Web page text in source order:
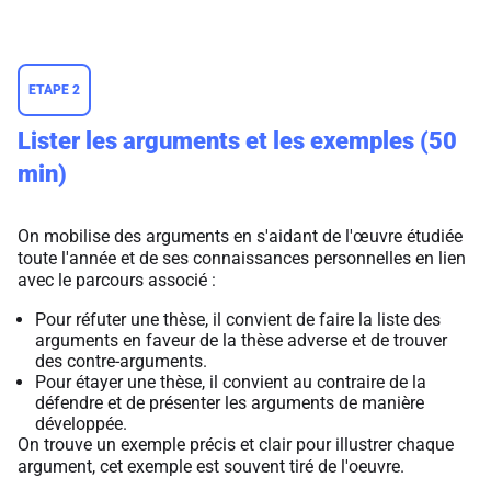
ETAPE 2
Lister les arguments et les exemples (50
min)
On mobilise des arguments en s'aidant de l'œuvre étudiée
toute l'année et de ses connaissances personnelles en lien
avec le parcours associé :
Pour réfuter une thèse, il convient de faire la liste des
arguments en faveur de la thèse adverse et de trouver
des contre-arguments.
Pour étayer une thèse, il convient au contraire de la
défendre et de présenter les arguments de manière
développée.
On trouve un exemple précis et clair pour illustrer chaque
argument, cet exemple est souvent tiré de l'oeuvre.